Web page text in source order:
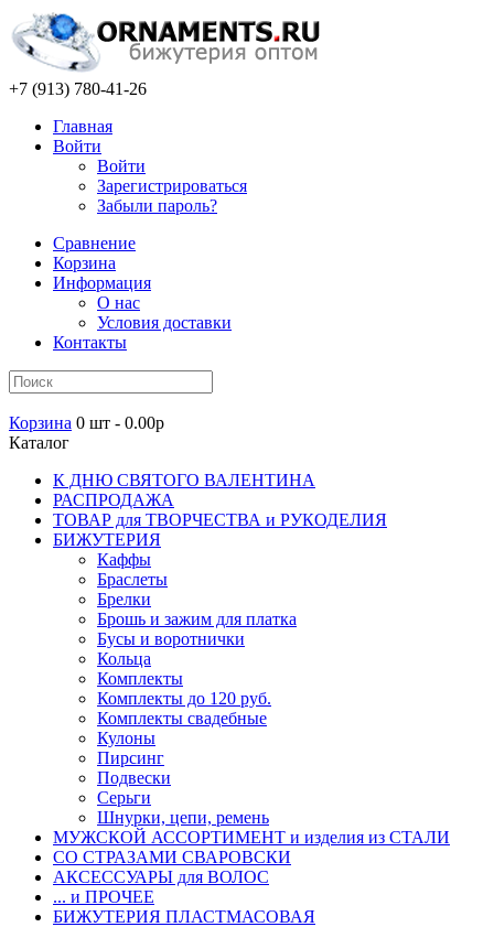
+7 (913) 780-41-26
Главная
Войти
Войти
Зарегистрироваться
Забыли пароль?
Сравнение
Корзина
Информация
О нас
Условия доставки
Контакты
Корзина 0 шт - 0.00р
Каталог
К ДНЮ СВЯТОГО ВАЛЕНТИНА
РАСПРОДАЖА
ТОВАР для ТВОРЧЕСТВА и РУКОДЕЛИЯ
БИЖУТЕРИЯ
Каффы
Браслеты
Брелки
Брошь и зажим для платка
Бусы и воротнички
Кольца
Комплекты
Комплекты до 120 руб.
Комплекты свадебные
Кулоны
Пирсинг
Подвески
Серьги
Шнурки, цепи, ремень
МУЖСКОЙ АССОРТИМЕНТ и изделия из СТАЛИ
СО СТРАЗАМИ СВАРОВСКИ
АКСЕССУАРЫ для ВОЛОС
... и ПРОЧЕЕ
БИЖУТЕРИЯ ПЛАСТМАСОВАЯ